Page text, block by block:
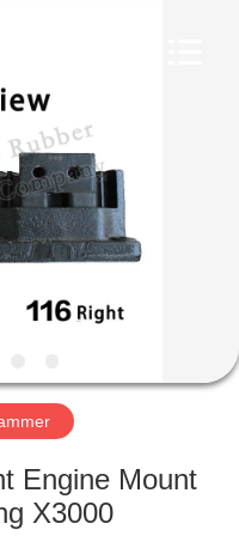
Engine Mount
X3000